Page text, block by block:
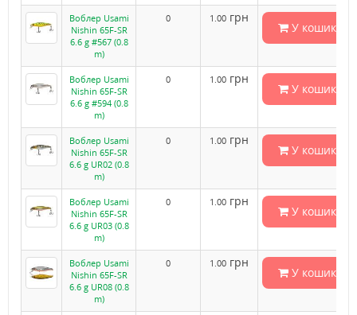
Воблер Usami
Nishin 65F-SR
6.6 g #567 (0.8
m)
0 1.00 грн
У кошик
Воблер Usami
Nishin 65F-SR
6.6 g #594 (0.8
m)
0 1.00 грн
У кошик
Воблер Usami
Nishin 65F-SR
6.6 g UR02 (0.8
m)
0 1.00 грн
У кошик
Воблер Usami
Nishin 65F-SR
6.6 g UR03 (0.8
m)
0 1.00 грн
У кошик
Воблер Usami
Nishin 65F-SR
6.6 g UR08 (0.8
m)
0 1.00 грн
У кошик